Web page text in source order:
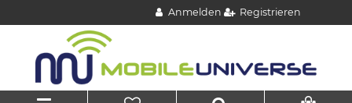
Anmelden Registrieren